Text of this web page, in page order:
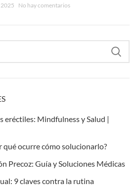
No hay comentarios
eréctiles: Mindfulness y Salud |
qué ocurre cómo solucionarlo?
Precoz: Guía y Soluciones Médicas
9 claves contra la rutina